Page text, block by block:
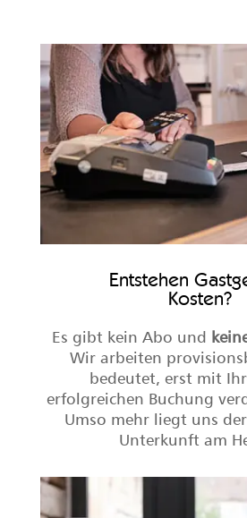
Entstehen
Kosten?
Es gibt kein Abo und
Wir arbeiten
bedeutet, erst mit
erfolgreichen Buchung
Umso mehr liegt uns
Unterkunft am